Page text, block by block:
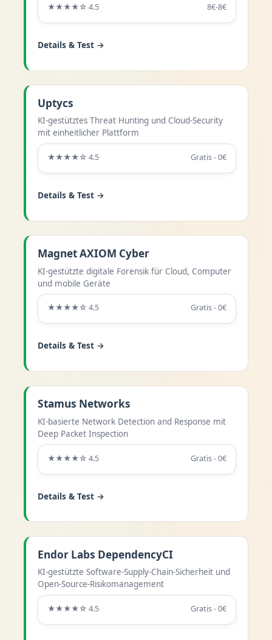
★★★★☆ 4.5 8€-8€
Details & Test →
Uptycs
KI-gestütztes Threat Hunting und Cloud-Security
mit einheitlicher Plattform
★★★★☆ 4.5 Gratis - 0€
Details & Test →
Magnet AXIOM Cyber
KI-gestützte digitale Forensik für Cloud, Computer
und mobile Geräte
★★★★☆ 4.5 Gratis - 0€
Details & Test →
Stamus Networks
KI-basierte Network Detection and Response mit
Deep Packet Inspection
★★★★☆ 4.5 Gratis - 0€
Details & Test →
Endor Labs DependencyCI
KI-gestützte Software-Supply-Chain-Sicherheit und
Open-Source-Risikomanagement
★★★★☆ 4.5 Gratis - 0€